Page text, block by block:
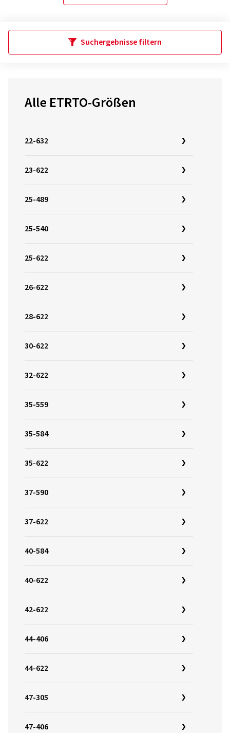
Suchergebnisse filtern
Alle ETRTO-Größen
22-632
23-622
25-489
25-540
25-622
26-622
28-622
30-622
32-622
35-559
35-584
35-622
37-590
37-622
40-584
40-622
42-622
44-406
44-622
47-305
47-406